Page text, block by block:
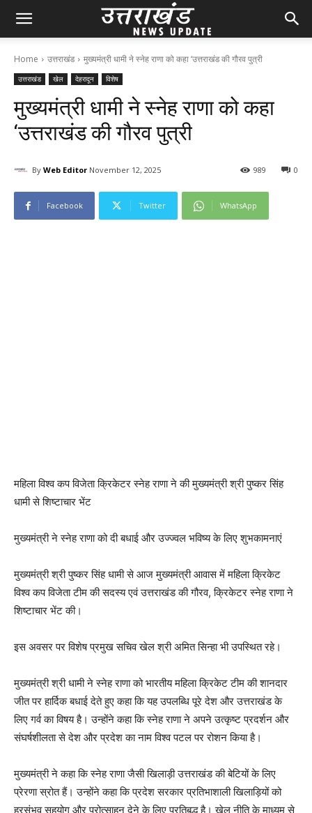
Home उत्तराखंड मुख्यमंत्री धामी ने स्नेह राणा को कहा ‘उत्तराखंड की गौरव पुत्री
उत्तराखंड खेल देहरादून विशेष
मुख्यमंत्री धामी ने स्नेह राणा को कहा
‘उत्तराखंड की गौरव पुत्री
By Web Editor November 12, 2025 0
989
Facebook Twitter WhatsApp
महिला विश्व कप विजेता क्रिकेटर स्नेह राणा ने की मुख्यमंत्री श्री पुष्कर सिंह
धामी से शिष्टाचार भेंट
मुख्यमंत्री ने स्नेह राणा को दी बधाई और उज्ज्वल भविष्य के लिए शुभकामनाएं
मुख्यमंत्री श्री पुष्कर सिंह धामी से आज मुख्यमंत्री आवास में महिला क्रिकेट
विश्व कप विजेता टीम की सदस्य एवं उत्तराखंड की गौरव, क्रिकेटर स्नेह राणा ने
शिष्टाचार भेंट की।
इस अवसर पर विशेष प्रमुख सचिव खेल श्री अमित सिन्हा भी उपस्थित रहे।
मुख्यमंत्री श्री धामी ने स्नेह राणा को भारतीय महिला क्रिकेट टीम की शानदार
जीत पर हार्दिक बधाई देते हुए कहा कि यह उपलब्धि पूरे देश और उत्तराखंड के
लिए गर्व का विषय है। उन्होंने कहा कि स्नेह राणा ने अपने उत्कृष्ट प्रदर्शन और
संघर्षशीलता से देश और प्रदेश का नाम विश्व पटल पर रोशन किया है।
मुख्यमंत्री ने कहा कि स्नेह राणा जैसी खिलाड़ी उत्तराखंड की बेटियों के लिए
प्रेरणा स्रोत हैं। उन्होंने कहा कि प्रदेश सरकार प्रतिभाशाली खिलाड़ियों को
हरसंभव सहयोग और प्रोत्साहन देने के लिए प्रतिबद्ध है। खेल नीति के माध्यम से